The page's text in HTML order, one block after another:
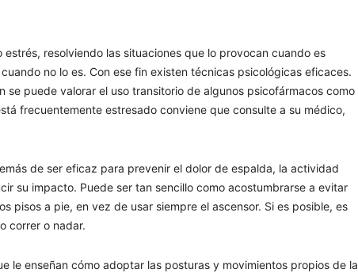
resolviendo las situaciones que lo provocan cuando es
no lo es. Con ese fin existen técnicas psicológicas eficaces.
se puede valorar el uso transitorio de algunos psicofármacos como
frecuentemente estresado conviene que consulte a su médico,
de ser eficaz para prevenir el dolor de espalda, la actividad
su impacto. Puede ser tan sencillo como acostumbrarse a evitar
pisos a pie, en vez de usar siempre el ascensor. Si es posible, es
correr o nadar.
le enseñan cómo adoptar las posturas y movimientos propios de la